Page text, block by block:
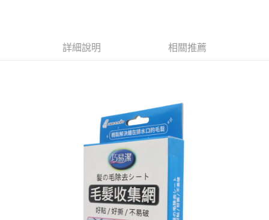
【關於「AFTEE先享後付」】
３．安心：先確認商品／服務後，再付款。
【「AFTEE先享後付」結帳流程】
１．於結帳方式選擇「AFTEE先享後付」後，將跳轉至「AFTEE先享後付」
結帳頁面，進行簡訊認證並確認金額後，即可完成結帳。
２．訂單成立數日內，您將收到繳費通知簡訊。
３．收到繳費通知簡訊後14天內，點擊此簡訊中的連結，可透過四大超商／
ATM／網路銀行／等多元方式進行付款，方視為交易完成。
※ 請注意：結帳手續完成當下不需立刻繳費，但若您需要取消訂單，請聯絡
購買商品的店家。未經商家同意取消之訂單仍視為有效，需透過AFTEE先享
每筆NT$60，滿NT$599(含以上)免運費
每筆NT$60，滿NT$599(含以上)免運費
每筆NT$60，滿NT$599(含以上)免運費
詳細說明 相關推薦